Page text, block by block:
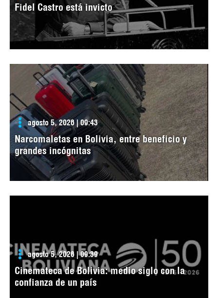
Fidel Castro está invicto
agosto 5, 2026 | 09:43
Narcomaletas en Bolivia, entre beneficio y
grandes incógnitas
agosto 5, 2026 | 09:39
Cinemateca de Bolivia: medio siglo con la
confianza de un país